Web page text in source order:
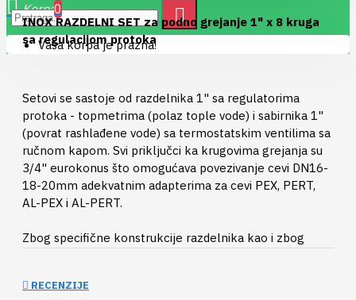
0
Vaša korpa je prazna!
INOX RAZDELNI SET za podno grejanje 1" x 8 kruga
sa regulacijom protoka
Setovi se sastoje od razdelnika 1" sa regulatorima
protoka - topmetrima (polaz tople vode) i sabirnika 1"
(povrat rashlađene vode) sa termostatskim ventilima sa
ručnom kapom. Svi priključci ka krugovima grejanja su
3/4" eurokonus što omogućava povezivanje cevi DN16-
18-20mm adekvatnim adapterima za cevi PEX, PERT,
AL-PEX i AL-PERT.
Zbog specifične konstrukcije razdelnika kao i zbog
mesinganih razdelnika veličine 5/4". Zbog ovako
RECENZIJE